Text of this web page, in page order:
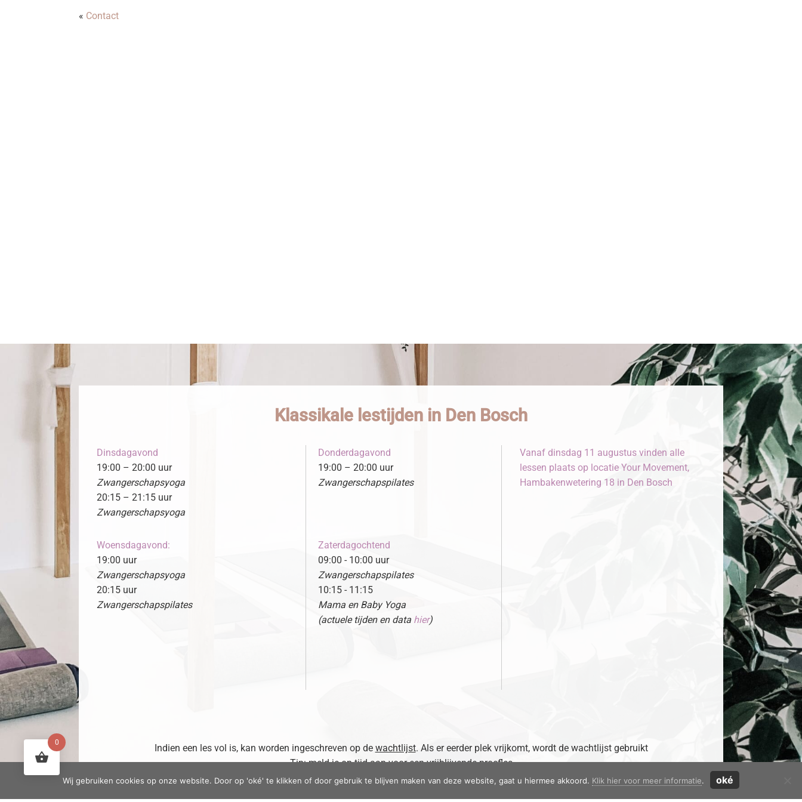
« Contact
Klassikale lestijden in Den Bosch
Dinsdagavond
19:00 – 20:00 uur
Zwangerschapsyoga
20:15 – 21:15 uur
Zwangerschapsyoga
Woensdagavond:
19:00 uur
Zwangerschapsyoga
20:15 uur
Zwangerschapspilates
Donderdagavond
19:00 – 20:00 uur
Zwangerschapspilates
Zaterdagochtend
09:00 - 10:00 uur
Zwangerschapspilates
10:15 - 11:15
Mama en Baby Yoga
(actuele tijden en data hier)
Vanaf dinsdag 11 augustus vinden alle
lessen plaats op locatie Your Movement,
Hambakenwetering 18 in Den Bosch
Indien een les vol is, kan worden ingeschreven op de wachtlijst. Als er eerder plek vrijkomt, wordt de wachtlijst gebruikt
Tip: meld je op tijd aan voor een vrijblijvende proefles
0
Wij gebruiken cookies op onze website. Door op 'oké' te klikken of door gebruik te blijven maken van deze website, gaat u hiermee akkoord. Klik hier voor meer informatie. oké